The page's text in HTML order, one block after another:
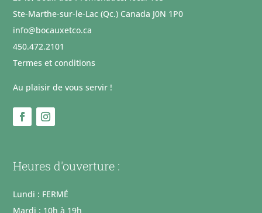
Ste-Marthe-sur-le-Lac (Qc.) Canada J0N 1P0
info@bocauxetco.ca
450.472.2101
Termes et conditions
Au plaisir de vous servir !
Heures d'ouverture :
Lundi : FERMÉ
Mardi : 10h à 19h